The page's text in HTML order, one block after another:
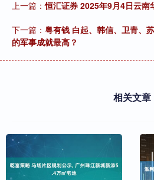
上一篇：恒汇证券 2025年9月4日云南
下一篇： 粤有钱 白起、韩信、卫青、
的军事成就最高？
相关文章